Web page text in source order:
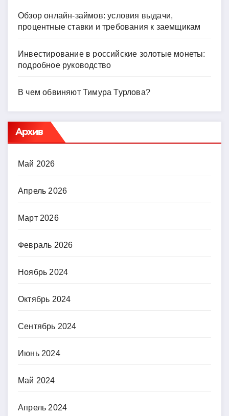
Обзор онлайн-займов: условия выдачи,
процентные ставки и требования к заемщикам
Инвестирование в российские золотые монеты:
подробное руководство
В чем обвиняют Тимура Турлова?
Архив
Май 2026
Апрель 2026
Март 2026
Февраль 2026
Ноябрь 2024
Октябрь 2024
Сентябрь 2024
Июнь 2024
Май 2024
Апрель 2024